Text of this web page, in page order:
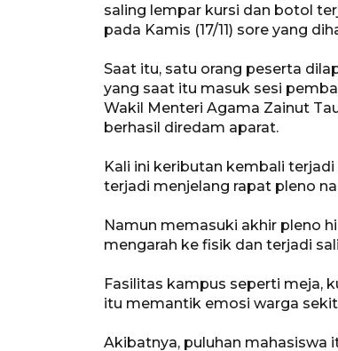
saling lempar kursi dan botol
pada Kamis (17/11) sore yang
Saat itu, satu orang peserta
yang saat itu masuk sesi
Wakil Menteri Agama Zainut
berhasil diredam aparat.
Kali ini keributan kembali terjadi
terjadi menjelang rapat pleno
Namun memasuki akhir pleno
mengarah ke fisik dan terjadi
Fasilitas kampus seperti meja,
itu memantik emosi warga
Akibatnya, puluhan mahasiswa